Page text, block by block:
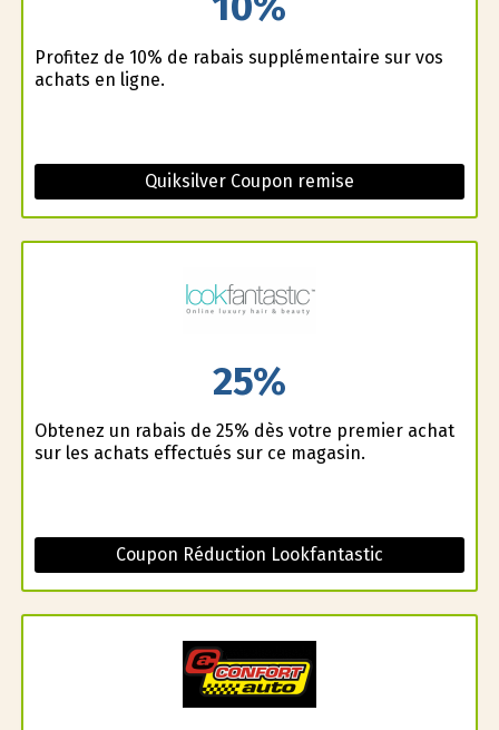
Profitez de 10% de rabais supplémentaire sur vos
achats en ligne.
Quiksilver Coupon remise
25%
Obtenez un rabais de 25% dès votre premier achat
sur les achats effectués sur ce magasin.
Coupon Réduction Lookfantastic